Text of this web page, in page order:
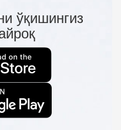
ўқишингиз